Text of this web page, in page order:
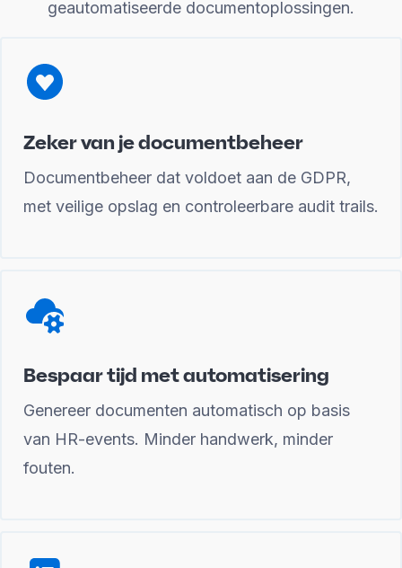
geautomatiseerde documentoplossingen.
Zeker van je documentbeheer
Documentbeheer dat voldoet aan de GDPR,
met veilige opslag en controleerbare audit trails.
Bespaar tijd met automatisering
Genereer documenten automatisch op basis
van HR-events. Minder handwerk, minder
fouten.